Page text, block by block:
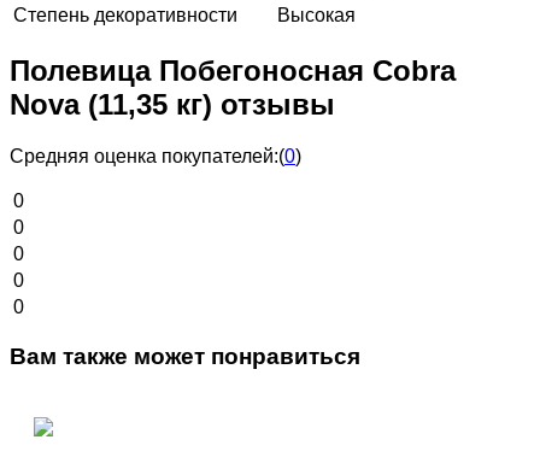
Степень декоративности
Высокая
Полевица Побегоносная Cobra
Nova (11,35 кг) отзывы
Средняя оценка покупателей:(0)
0
0
0
0
0
Вам также может понравиться